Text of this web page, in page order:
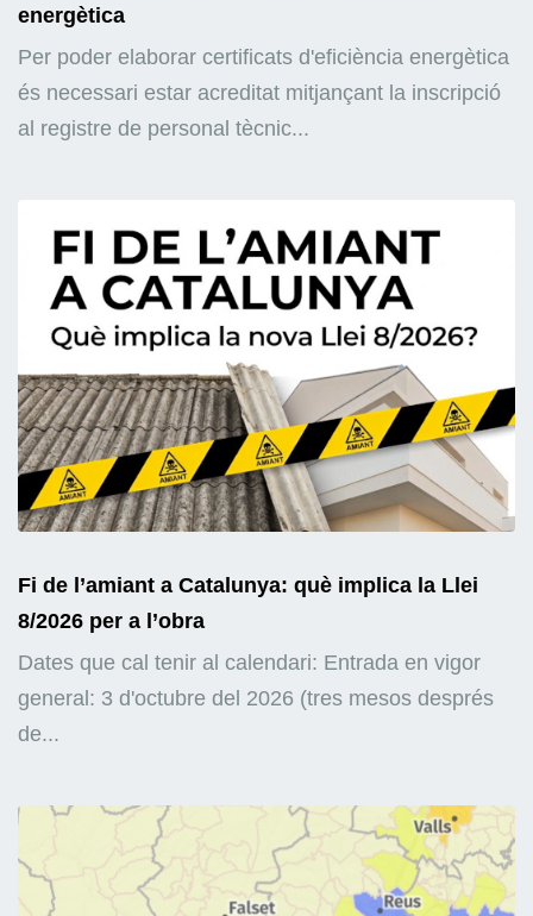
energètica
Per poder elaborar certificats d'eficiència energètica
és necessari estar acreditat mitjançant la inscripció
al registre de personal tècnic...
Fi de l’amiant a Catalunya: què implica la Llei
8/2026 per a l’obra
Dates que cal tenir al calendari: Entrada en vigor
general: 3 d'octubre del 2026 (tres mesos després
de...